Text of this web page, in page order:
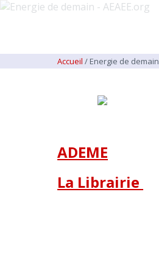
Accueil / Energie de demain
ADEME
La Librairie